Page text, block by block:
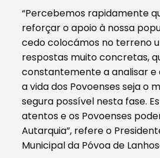
“Percebemos rapidamente
reforçar o apoio à nossa
cedo colocámos no terreno
respostas muito concretas,
constantemente a analisar e
a vida dos Povoenses seja o
segura possível nesta fase.
atentos e os Povoenses
Autarquia”, refere o
Municipal da Póvoa de